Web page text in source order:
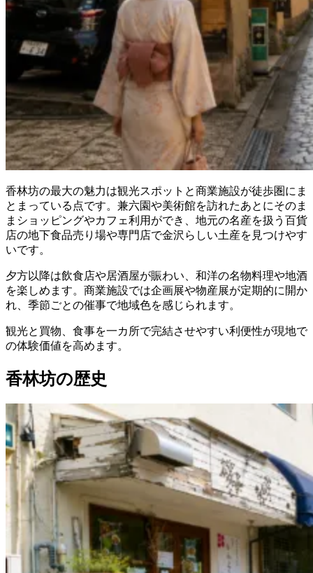
香林坊の最大の魅力は観光スポットと商業施設が徒歩圏にま
とまっている点です。兼六園や美術館を訪れたあとにそのま
まショッピングやカフェ利用ができ、地元の名産を扱う百貨
店の地下食品売り場や専門店で金沢らしい土産を見つけやす
いです。
夕方以降は飲食店や居酒屋が賑わい、和洋の名物料理や地酒
を楽しめます。商業施設では企画展や物産展が定期的に開か
れ、季節ごとの催事で地域色を感じられます。
観光と買物、食事を一カ所で完結させやすい利便性が現地で
の体験価値を高めます。
香林坊の歴史